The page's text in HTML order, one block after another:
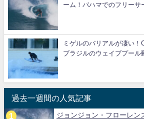
ーム！バハマでのフリーサ
ミゲルのバリアルが凄い
ブラジルのウェイブプール
過去一週間の人気記事
ジョンジョン・フローレン